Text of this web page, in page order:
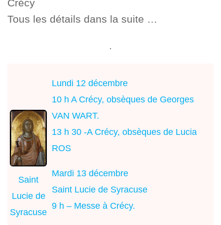
Crécy
Tous les détails dans la suite …
.
Saint
Lucie de
Syracuse
Lundi 12 décembre
10 h A Crécy, obsèques de Georges
VAN WART.
13 h 30 -A Crécy, obsèques de Lucia
ROS
Mardi 13 décembre
Saint Lucie de Syracuse
9 h – Messe à Crécy.